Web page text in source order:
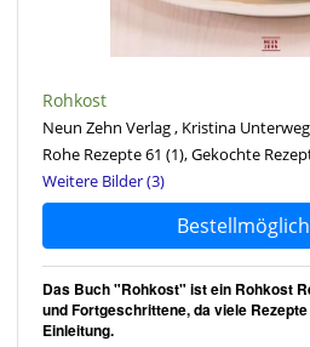
Rohkost
Neun Zehn Verlag , Kristina
Rohe Rezepte 61 (1), Gekochte
Weitere Bilder (3)
Das Buch "Rohkost" ist ein Rohkost
und Fortgeschrittene, da viele
Einleitung.